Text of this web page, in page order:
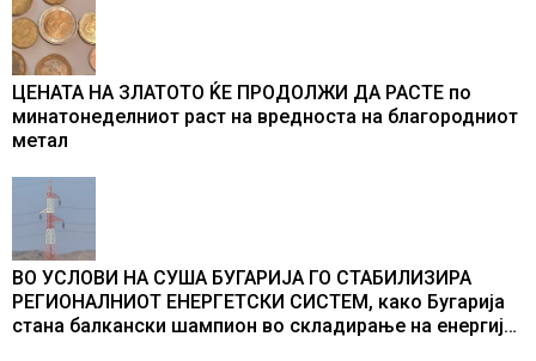
ЦЕНАТА НА ЗЛАТОТО ЌЕ ПРОДОЛЖИ ДА РАСТЕ по
минатонеделниот раст на вредноста на благородниот
метал
ВО УСЛОВИ НА СУША БУГАРИЈА ГО СТАБИЛИЗИРА
РЕГИОНАЛНИОТ ЕНЕРГЕТСКИ СИСТЕМ, како Бугарија
стана балкански шампион во складирање на енергија